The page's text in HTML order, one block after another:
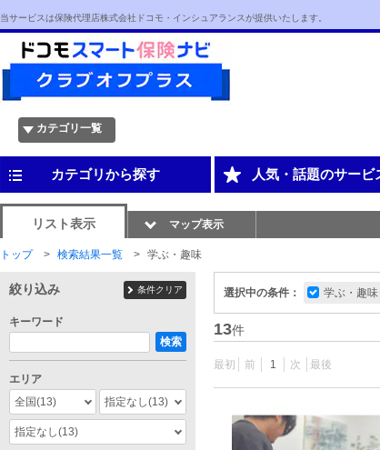
当サービスは保険代理店株式会社ドコモ・インシュアランスが提供いたします。
カテゴリ一覧
カテゴリから探す 人気・話題のサービ
リスト表示 マップ表示
トップ 検索結果一覧 学ぶ・趣味
選択中の条件： 学ぶ・趣味
13件
最初 前 1 次 最後
絞り込み 条件クリア
キーワード
検索
エリア
全国(13) 指定なし(13)
指定なし(13)